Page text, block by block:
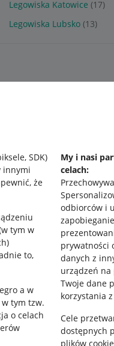
SDK)
innymi
że
tym w
to,
a w
w tym tzw.
o celach
My i nasi
celach:
odbiorców i
prywatności
danych z
urządzeń na
Twoje dane
korzystania
Cele
dostępnych
plików
Legowiska Katowice (17)
Legowiska Lubsko (13)
prawne